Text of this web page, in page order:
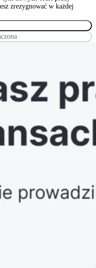
przeze mnie danych
z siedzibą w
do rejestru
i zawodowych
zrezygnować w każdej